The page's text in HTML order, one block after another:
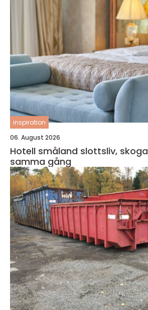
inspiration
06. August 2026
Hotell småland slottsliv, skogar och sjöar på
samma gång